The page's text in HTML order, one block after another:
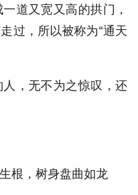
道又宽又高的拱门，
过，所以被称为“通天
，无不为之惊叹，还
根，树身盘曲如龙